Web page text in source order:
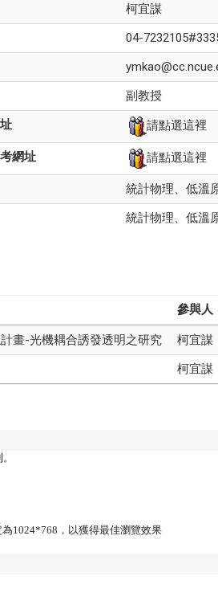
柯宜謀
04-
副教授
請點選這裡
網址 請點選這裡
統計物理、低溫
統計物理、低溫
參與人
畫-光機耦合誘發透明之研究 柯宜謀
柯宜謀
。
1024*768，以獲得最佳瀏覽效果